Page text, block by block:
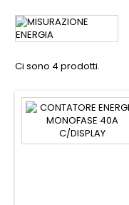
Ci sono 4 prodotti.